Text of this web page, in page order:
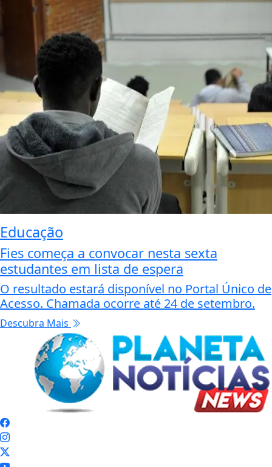
Educação
Fies começa a convocar nesta sexta
estudantes em lista de espera
O resultado estará disponível no Portal Único de
Acesso. Chamada ocorre até 24 de setembro.
Descubra Mais